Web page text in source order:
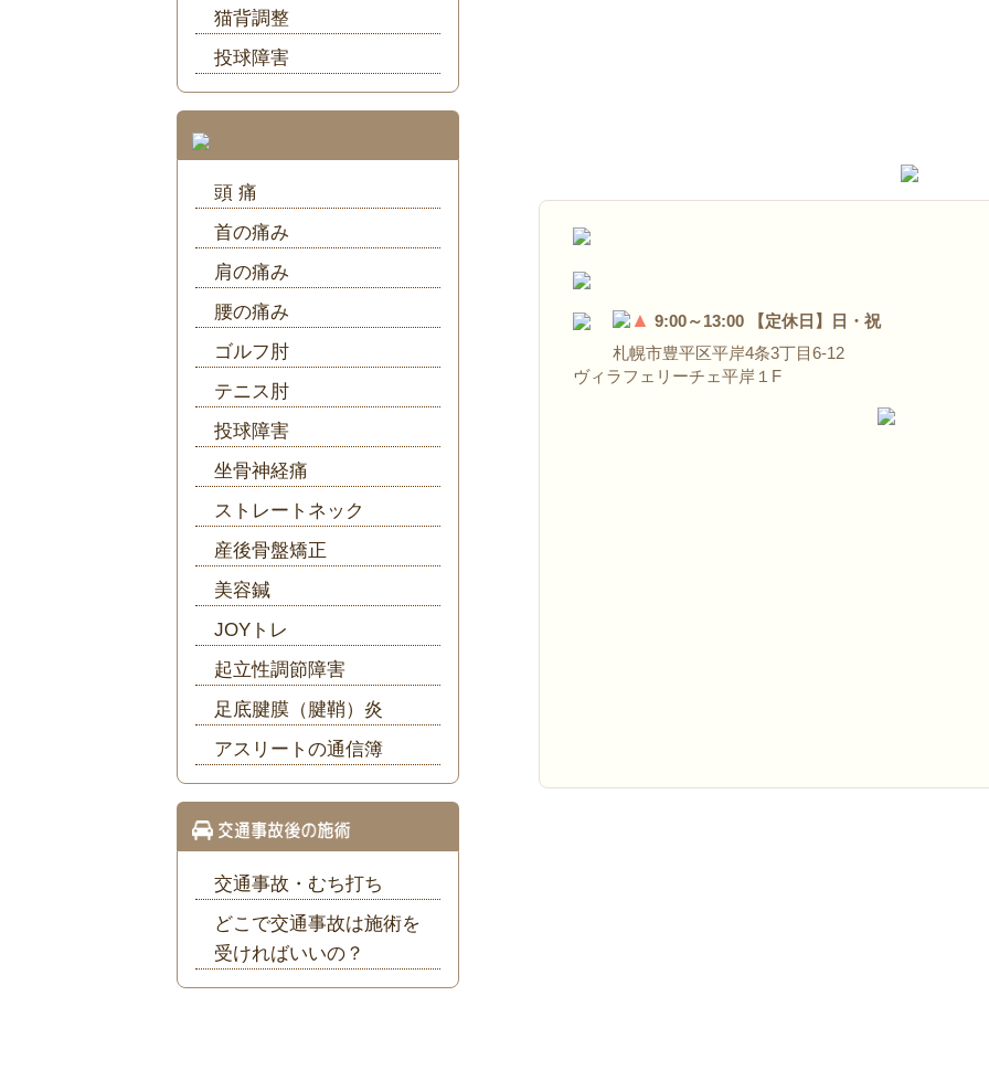
▲ 9:00～13:00 【定休日】日・祝
札幌市豊平区平岸4条3丁目6-12
ヴィラフェリーチェ平岸１F
猫背調整
投球障害
頭 痛
首の痛み
肩の痛み
腰の痛み
ゴルフ肘
テニス肘
投球障害
坐骨神経痛
ストレートネック
産後骨盤矯正
美容鍼
JOYトレ
起立性調節障害
足底腱膜（腱鞘）炎
アスリートの通信簿
交通事故・むち打ち
どこで交通事故は施術を
受ければいいの？